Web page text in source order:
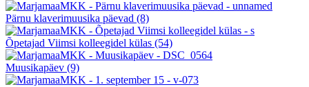
Pärnu klaverimuusika päevad (8)
Õpetajad Viimsi kolleegidel külas (54)
Muusikapäev (9)